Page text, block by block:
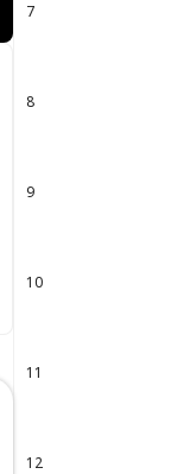
7
8
9
10
11
12